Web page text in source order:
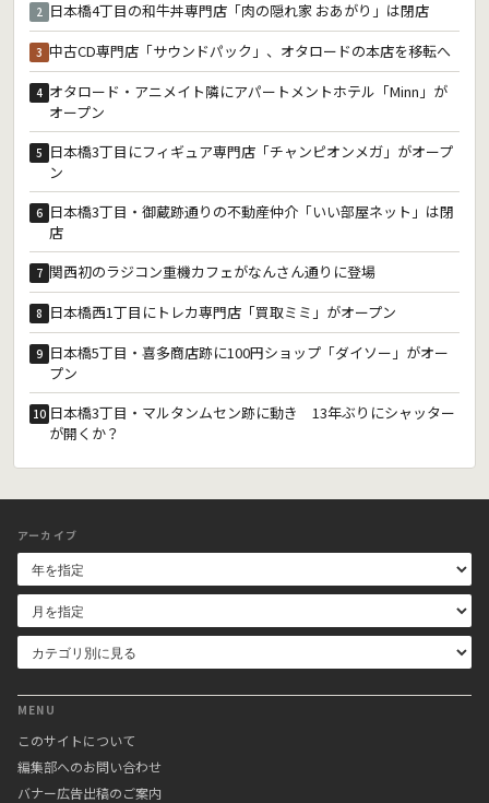
2 日本橋4丁目の和牛丼専門店「肉の隠れ家 おあがり」は閉店
3 中古CD専門店「サウンドパック」、オタロードの本店を移転へ
4 オタロード・アニメイト隣にアパートメントホテル「Minn」が
オープン
5 日本橋3丁目にフィギュア専門店「チャンピオンメガ」がオープ
ン
6 日本橋3丁目・御蔵跡通りの不動産仲介「いい部屋ネット」は閉
店
7 関西初のラジコン重機カフェがなんさん通りに登場
8 日本橋西1丁目にトレカ専門店「買取ミミ」がオープン
9 日本橋5丁目・喜多商店跡に100円ショップ「ダイソー」がオー
プン
10 日本橋3丁目・マルタンムセン跡に動き 13年ぶりにシャッター
が開くか？
アーカイブ
MENU
このサイトについて
編集部へのお問い合わせ
バナー広告出稿のご案内